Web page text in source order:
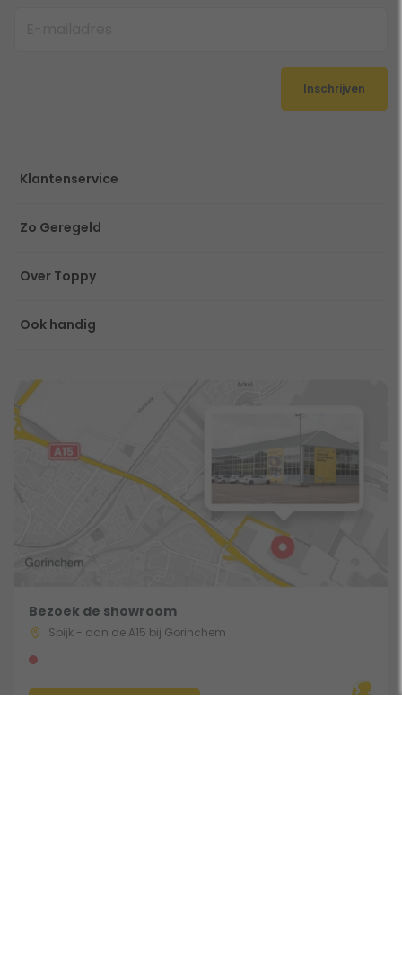
Inschrijven
Klantenservice
Zo Geregeld
Over Toppy
Ook handig
Bezoek de showroom
Spijk - aan de A15 bij Gorinchem